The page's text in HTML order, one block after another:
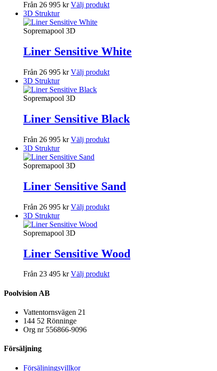
Från 26 995 kr Välj produkt
3D Struktur
Sopremapool 3D
Liner Sensitive White
Från 26 995 kr Välj produkt
3D Struktur
Sopremapool 3D
Liner Sensitive Black
Från 26 995 kr Välj produkt
3D Struktur
Sopremapool 3D
Liner Sensitive Sand
Från 26 995 kr Välj produkt
3D Struktur
Sopremapool 3D
Liner Sensitive Wood
Från 23 495 kr Välj produkt
Poolvision AB
Vattentornsvägen 21
144 52 Rönninge
Org nr 556866-9096
Försäljning
Försäljningsvillkor